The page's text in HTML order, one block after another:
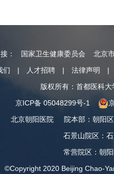
接： 国家卫生健康委员会 北京
们
| 人才招聘 | 法律声明 |
版权所有：首都医科
京ICP备 05048299号-1
北京朝阳医院
院本部 ： 朝阳
石景山院区 ：
常营院区 ： 朝
©Copyright 2020 Beijing Chao-